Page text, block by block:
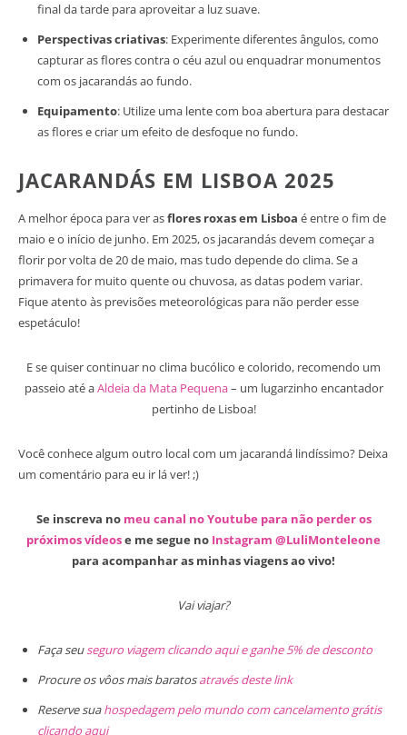
final da tarde para aproveitar a luz suave.
Perspectivas criativas: Experimente diferentes ângulos, como
capturar as flores contra o céu azul ou enquadrar monumentos
com os jacarandás ao fundo.
Equipamento: Utilize uma lente com boa abertura para destacar
as flores e criar um efeito de desfoque no fundo.
JACARANDÁS EM LISBOA 2025
A melhor época para ver asflores roxas em Lisboa é entre o fim de
maio e o início de junho. Em 2025, os jacarandás devem começar a
florir por volta de 20 de maio, mas tudo depende do clima. Se a
primavera for muito quente ou chuvosa, as datas podem variar.
Fique atento às previsões meteorológicas para não perder esse
espetáculo!
E se quiser continuar no clima bucólico e colorido, recomendo um
passeio até aAldeia da Mata Pequena– um lugarzinho encantador
pertinho de Lisboa!
Você conhece algum outro local com um jacarandá lindíssimo? Deixa
um comentário para eu ir lá ver! ;)
Se inscreva no meu canal no Youtube para não perder os
próximos vídeose me segue no Instagram @LuliMonteleone
para acompanhar as minhas viagens ao vivo!
Vai viajar?
Faça seuseguro viagem clicando aqui e ganhe 5% de desconto
Procure os vôos mais baratosatravés deste link
Reserve suahospedagem pelo mundo com cancelamento grátis
clicando aqui